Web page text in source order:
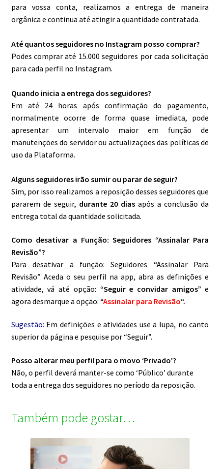
para vossa conta, realizamos a entrega de maneira
orgânica e continua até atingir a quantidade contratada.
Até quantos seguidores no Instagram posso comprar?
Podes comprar até 15.000 seguidores por cada solicitação
para cada perfil no Instagram.
Quando inicia a entrega dos seguidores?
Em até 24 horas após confirmação do pagamento,
normalmente ocorre de forma quase imediata, pode
apresentar um intervalo maior em função de
manutenções do servidor ou actualizações das políticas de
uso da Plataforma.
Alguns seguidores irão sumir ou parar de seguir?
Sim, por isso realizamos a reposição desses seguidores que
pararem de seguir, durante 20 dias após a conclusão da
entrega total da quantidade solicitada.
Como desativar a Função: Seguidores “Assinalar Para
Revisão”?
Para desativar a função: Seguidores “Assinalar Para
Revisão” Aceda o seu perfil na app, abra as definições e
atividade, vá até opção: “Seguir e convidar amigos” e
agora desmarque a opção: “Assinalar para Revisão“.
Sugestão: Em definições e atividades use a lupa, no canto
superior da página e pesquise por “Seguir”.
Posso alterar meu perfil para o movo ‘Privado’?
Não, o perfil deverá manter-se como ‘Público’ durante
toda a entrega dos seguidores no período da reposição.
Também pode gostar…